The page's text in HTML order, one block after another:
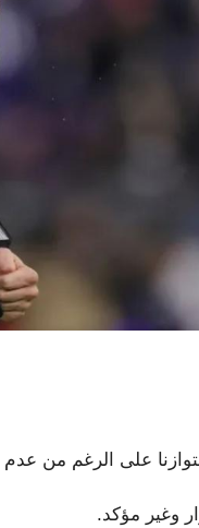
على الرغم من عدم
وغير مؤكد.